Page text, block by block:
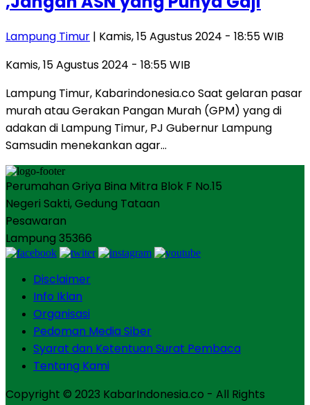
Lampung Timur | Kamis, 15 Agustus 2024 - 18:55 WIB
Kamis, 15 Agustus 2024 - 18:55 WIB
Lampung Timur, Kabarindonesia.co Saat gelaran pasar
murah atau Gerakan Pangan Murah (GPM) yang di
adakan di Lampung Timur, PJ Gubernur Lampung
Samsudin menekankan agar…
Perumahan Griya Bina Mitra Blok F No.15
Negeri Sakti, Gedung Tataan
Pesawaran
Lampung 35366
Disclaimer
Info Iklan
Organisasi
Pedoman Media Siber
Syarat dan Ketentuan Surat Pembaca
Tentang Kami
Copyright © 2023 KabarIndonesia.co - All Rights